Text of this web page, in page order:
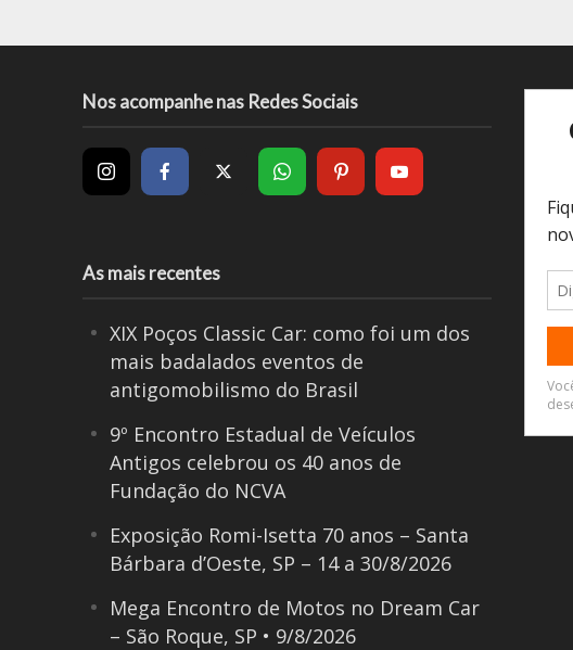
Nos acompanhe nas Redes Sociais
As mais recentes
XIX Poços Classic Car: como foi um dos
mais badalados eventos de
antigomobilismo do Brasil
9º Encontro Estadual de Veículos
Antigos celebrou os 40 anos de
Fundação do NCVA
Exposição Romi-Isetta 70 anos – Santa
Bárbara d’Oeste, SP – 14 a 30/8/2026
Mega Encontro de Motos no Dream Car
– São Roque, SP • 9/8/2026